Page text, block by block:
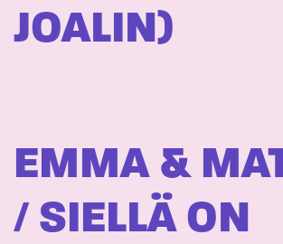
JOALIN)
EMMA &
/ SIELLÄ ON